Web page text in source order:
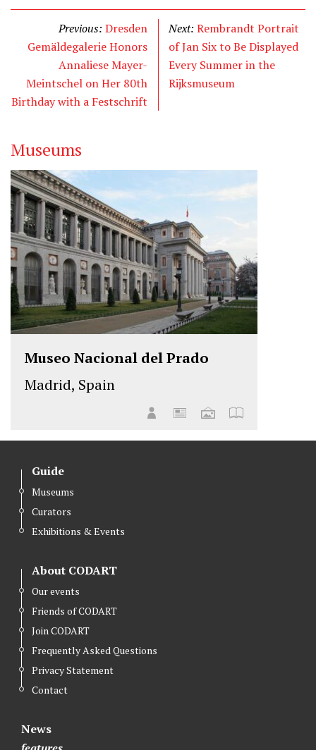
Previous: Dresden
Gemäldegalerie Honors
Annaliese Mayer-
Meintschel on Her 80th
Birthday with a Festschrift
Next: Rembrandt Portrait
of Jan Six to Be Displayed
Every Summer in the
Rijksmuseum
Museums
Museo Nacional del Prado
Madrid, Spain
Guide
Museums
Curators
Exhibitions & Events
About CODART
Our events
Friends of CODART
Join CODART
Frequently Asked Questions
Privacy Statement
Contact
News